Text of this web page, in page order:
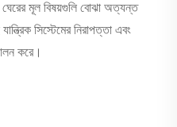
মূল বিষয়গুলি বোঝা অত্যন্ত
সিস্টেমের নিরাপত্তা এবং
করে।